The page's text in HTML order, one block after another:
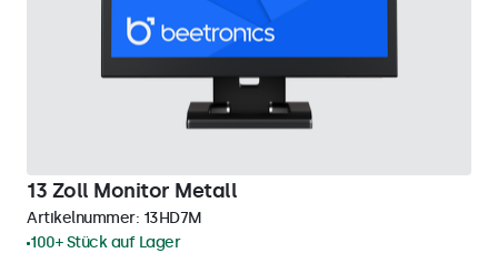
13 Zoll Monitor Metall
Artikelnummer: 13HD7M
100+ Stück auf Lager